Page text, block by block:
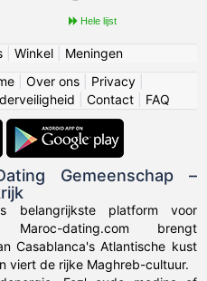
Hele lijst
| Winkel| Meningen
Over ons Privacy
Contact FAQ
Gemeenschap –
belangrijkste platform voor
Maroc-dating.com brengt
Casablanca's Atlantische kust
viert de rijke Maghreb-cultuur.